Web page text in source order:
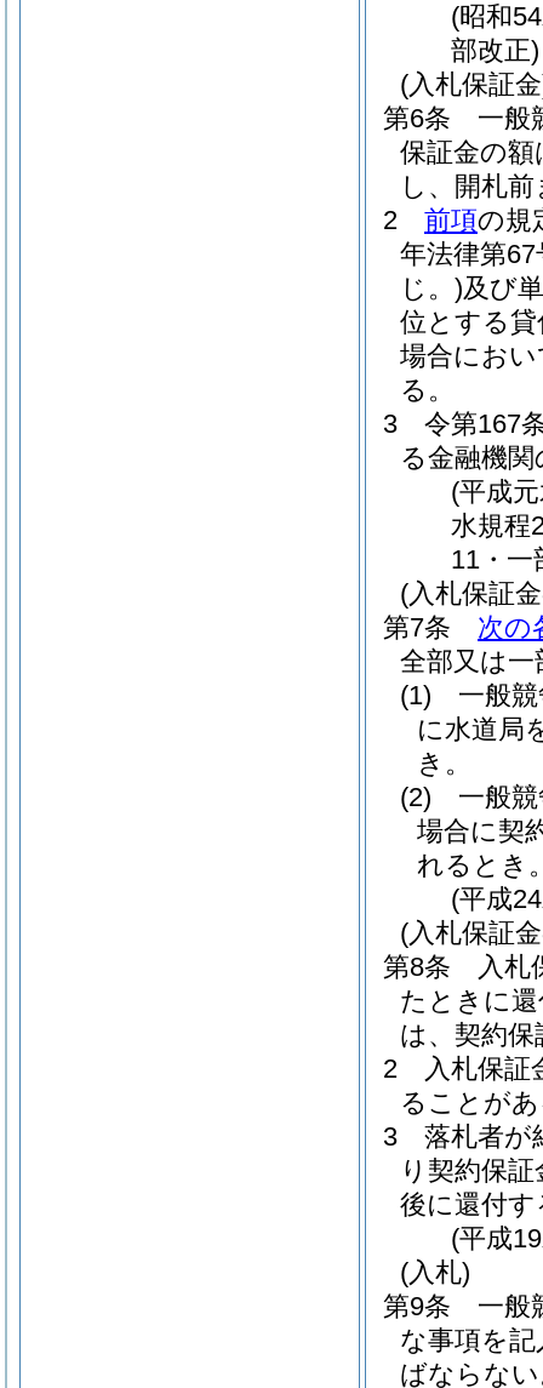
(昭和
部改正)
(入札保証
第6条
一般
保証金の
し、開札
2
前項の規
年法律第67
じ。)及び
位とする
場合にお
る。
3
令第167
る金融機
(平成
水規程
11・一
(入札保証
第7条
次の
全部又は
(1)
一般
に水道局
き。
(2)
一般
場合に契
れるとき
(平成
(入札保証
第8条
入札
たときに
は、契約
2
入札保
ることが
3
落札者が
り契約保
後に還付す
(平成
(入札)
第9条
一般
な事項を
ばならな